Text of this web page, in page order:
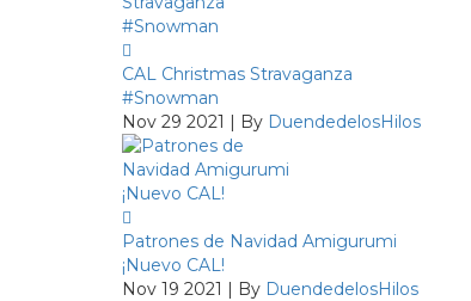
CAL Christmas Stravaganza
#Snowman
Nov 29 2021 | By DuendedelosHilos
Patrones de Navidad Amigurumi
¡Nuevo CAL!
Nov 19 2021 | By DuendedelosHilos